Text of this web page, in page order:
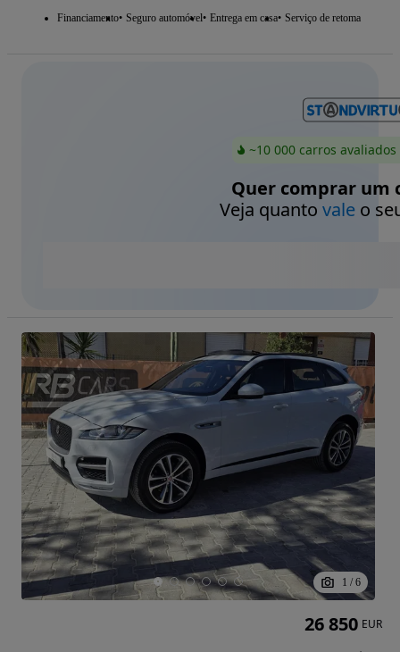
Financiamento Seguro automóvel Entrega em casa Serviço de retoma
~10 000 carros
Quer comprar um
Veja quanto valeo
1 / 6
26 850 EUR